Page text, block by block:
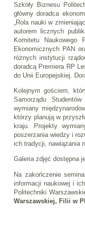
Szkoły Biznesu
główny doradca
„Rola nauki w
autorem licznych
Komitetu Naukowego
Ekonomicznych PAN
różnych instytucji
doradcą Premiera RP
do Unii Europejskiej.
Kolejnym gościem,
Samorządu
wymiany
którzy planują w
kraju. Projekty
poszerzania wiedzy i
ich tradycji, nawiązania
Galeria zdjęć dostępna
Na zakończenie
informacji naukowej i
Politechniki
Warszawskiej, Filii w